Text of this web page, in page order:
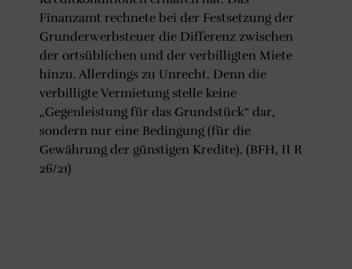
Finanzamt rechnete bei der Festsetzung der
Grunderwerbsteuer die Differenz zwischen
der ortsüblichen und der verbilligten Miete
hinzu. Allerdings zu Unrecht. Denn die
verbilligte Vermietung stelle keine
„Gegenleistung für das Grundstück“ dar,
sondern nur eine Bedingung (für die
Gewährung der günstigen Kredite). (BFH, II R
26/21)